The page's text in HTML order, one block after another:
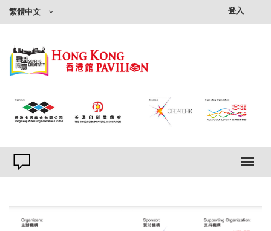
繁體中文 登入